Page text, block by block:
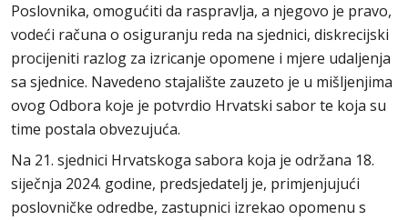
Poslovnika, omogućiti da raspravlja, a njegovo je pravo,
vodeći računa o osiguranju reda na sjednici, diskrecijski
procijeniti razlog za izricanje opomene i mjere udaljenja
sa sjednice. Navedeno stajalište zauzeto je u mišljenjima
ovog Odbora koje je potvrdio Hrvatski sabor te koja su
time postala obvezujuća.
Na 21. sjednici Hrvatskoga sabora koja je održana 18.
siječnja 2024. godine, predsjedatelj je, primjenjujući
poslovničke odredbe, zastupnici izrekao opomenu s